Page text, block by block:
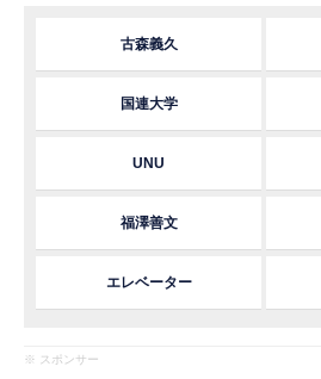
古森義久
国連大学
UNU
福澤善文
エレベーター
※ スポンサー